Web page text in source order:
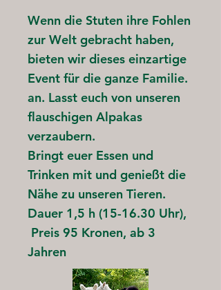
Wenn die Stuten ihre Fohlen
zur Welt gebracht haben,
bieten wir dieses einzartige
Event für die ganze Familie.
an. Lasst euch von unseren
flauschigen Alpakas
verzaubern.
Bringt euer Essen und
Trinken mit und genießt die
Nähe zu unseren Tieren.
Dauer 1,5 h (15-16.30 Uhr),
Preis 95 Kronen, ab 3
Jahren